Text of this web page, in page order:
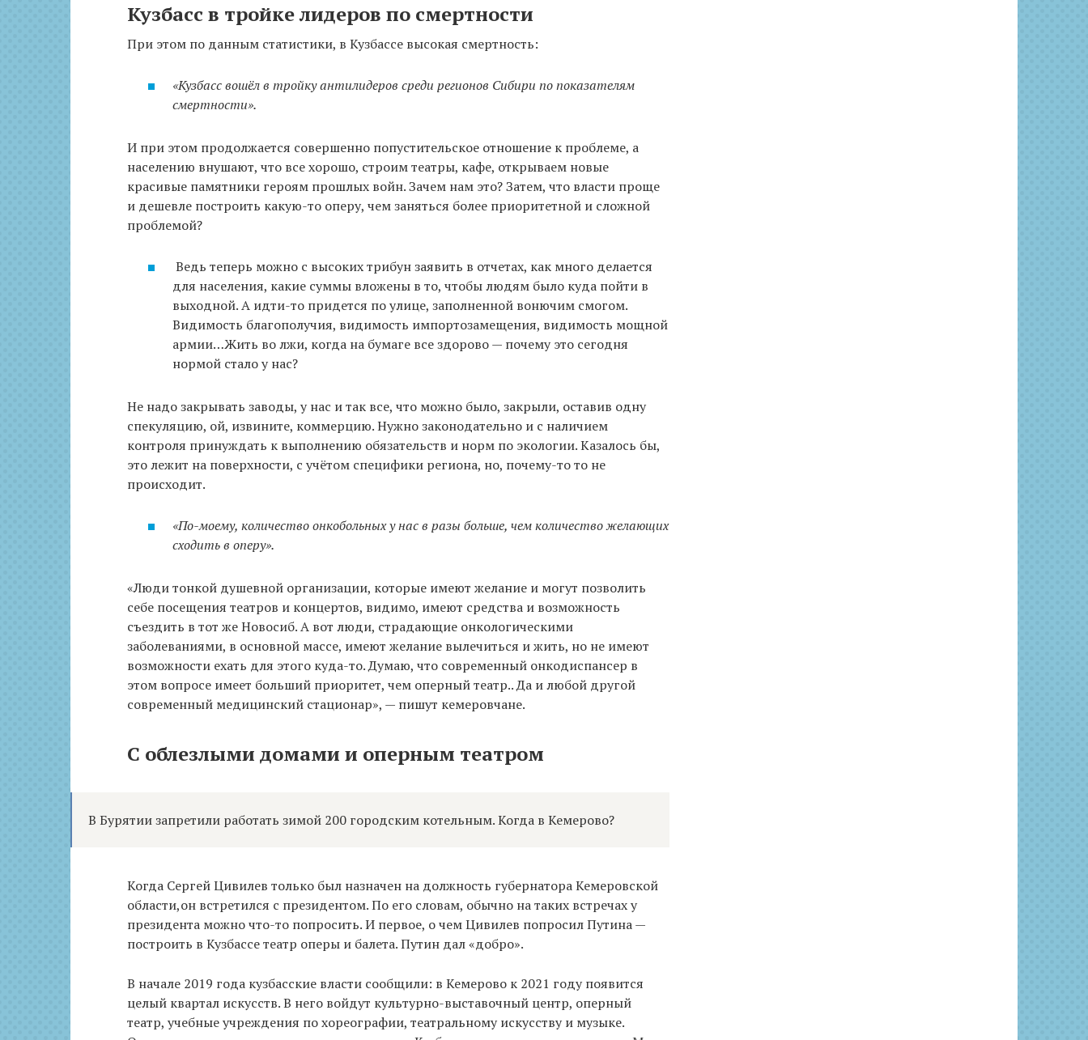
Кузбасс в тройке лидеров по смертности
При этом по данным статистики, в Кузбассе высокая смертность:
«Кузбасс вошёл в тройку антилидеров среди регионов Сибири по показателям
смертности».
И при этом продолжается совершенно попустительское отношение к проблеме, а
населению внушают, что все хорошо, строим театры, кафе, открываем новые
красивые памятники героям прошлых войн. Зачем нам это? Затем, что власти проще
и дешевле построить какую-то оперу, чем заняться более приоритетной и сложной
проблемой?
Ведь теперь можно с высоких трибун заявить в отчетах, как много делается
для населения, какие суммы вложены в то, чтобы людям было куда пойти в
выходной. А идти-то придется по улице, заполненной вонючим смогом.
Видимость благополучия, видимость импортозамещения, видимость мощной
армии…Жить во лжи, когда на бумаге все здорово — почему это сегодня
нормой стало у нас?
Не надо закрывать заводы, у нас и так все, что можно было, закрыли, оставив одну
спекуляцию, ой, извините, коммерцию. Нужно законодательно и с наличием
контроля принуждать к выполнению обязательств и норм по экологии. Казалось бы,
это лежит на поверхности, с учётом специфики региона, но, почему-то то не
происходит.
«По-моему, количество онкобольных у нас в разы больше, чем количество желающих
сходить в оперу».
«Люди тонкой душевной организации, которые имеют желание и могут позволить
себе посещения театров и концертов, видимо, имеют средства и возможность
съездить в тот же Новосиб. А вот люди, страдающие онкологическими
заболеваниями, в основной массе, имеют желание вылечиться и жить, но не имеют
возможности ехать для этого куда-то. Думаю, что современный онкодиспансер в
этом вопросе имеет больший приоритет, чем оперный театр.. Да и любой другой
современный медицинский стационар», — пишут кемеровчане.
С облезлыми домами и оперным театром
В Бурятии запретили работать зимой 200 городским котельным. Когда в Кемерово?
Когда Сергей Цивилев только был назначен на должность губернатора Кемеровской
области,он встретился с президентом. По его словам, обычно на таких встречах у
президента можно что-то попросить. И первое, о чем Цивилев попросил Путина —
построить в Кузбассе театр оперы и балета. Путин дал «добро».
В начале 2019 года кузбасские власти сообщили: в Кемерово к 2021 году появится
целый квартал искусств. В него войдут культурно-выставочный центр, оперный
театр, учебные учреждения по хореографии, театральному искусству и музыке.